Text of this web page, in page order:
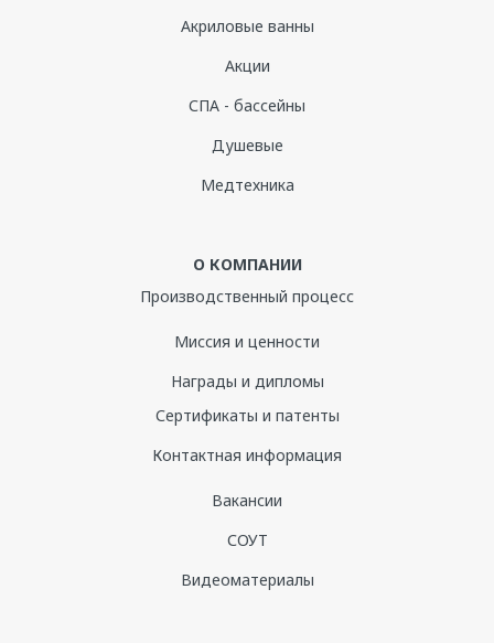
Акриловые ванны
Акции
СПА - бассейны
Душевые
Медтехника
О КОМПАНИИ
Производственный процесс
Миссия и ценности
Награды и дипломы
Сертификаты и патенты
Контактная информация
Вакансии
СОУТ
Видеоматериалы